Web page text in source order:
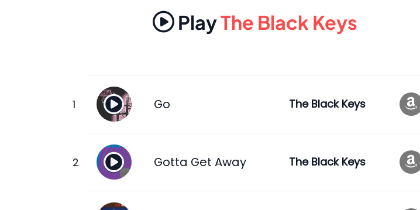
PlayThe Black Keys
Go The Black Keys
Gotta Get Away The Black Keys